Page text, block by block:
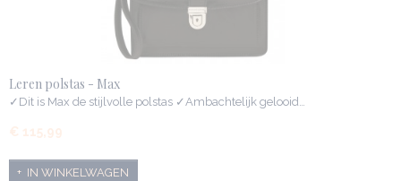
Leren polstas - Max
✓Dit is Max de stijlvolle polstas ✓Ambachtelijk gelooid…
€ 115,99
IN WINKELWAGEN